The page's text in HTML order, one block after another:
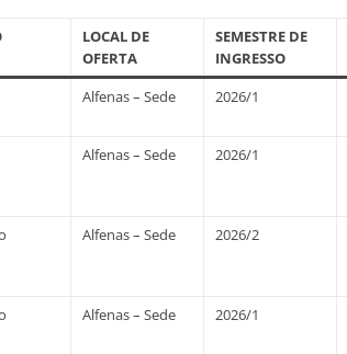
LOCAL DE
OFERTA
SEMESTRE DE
INGRESSO
Alfenas – Sede 2026/1
Alfenas – Sede 2026/1
Alfenas – Sede 2026/2
Alfenas – Sede 2026/1